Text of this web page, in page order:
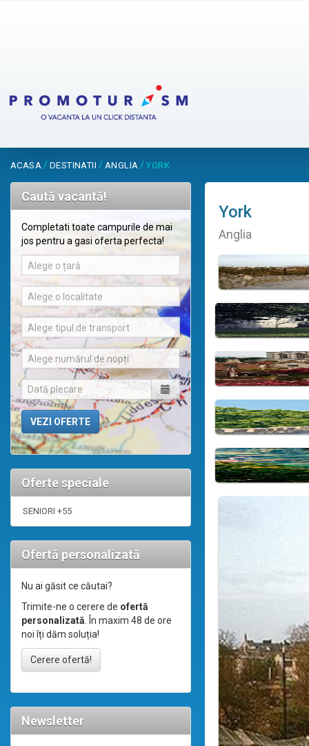
ACASA / DESTINATII / ANGLIA /YORK
Caută vacantă!
Completati toate campurile de mai
jos pentru a gasi oferta perfecta!
Alege o țară
Alege o localitate
Alege tipul de transport
Alege numărul de nopți
Oferte speciale
SENIORI +55
Ofertă personalizată
Nu ai găsit ce căutai?
Trimite-ne o cerere de ofertă
personalizată. În maxim 48 de ore
noi îți dăm soluția!
Cerere ofertă!
Newsletter
York
Anglia